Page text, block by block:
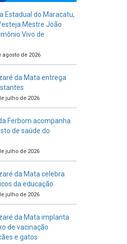
Estadual do Maracatu,
Mestre João
Vivo de
agosto de 2026
da Mata entrega
julho de 2026
Ferbom acompanha
de saúde do
julho de 2026
da Mata celebra
da educação
julho de 2026
da Mata implanta
de vacinação
e gatos